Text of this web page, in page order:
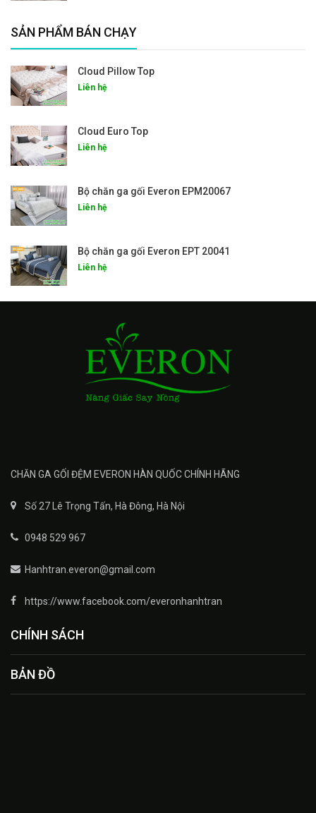
SẢN PHẨM BÁN CHẠY
Cloud Pillow Top
Liên hệ
Cloud Euro Top
Liên hệ
Bộ chăn ga gối Everon EPM20067
Liên hệ
Bộ chăn ga gối Everon EPT 20041
Liên hệ
CHĂN GA GỐI ĐỆM EVERON HÀN QUỐC CHÍNH HÃNG
Số 27 Lê Trọng Tấn, Hà Đông, Hà Nội
0948 529 967
Hanhtran.everon@gmail.com
https://www.facebook.com/everonhanhtran
CHÍNH SÁCH
BẢN ĐỒ